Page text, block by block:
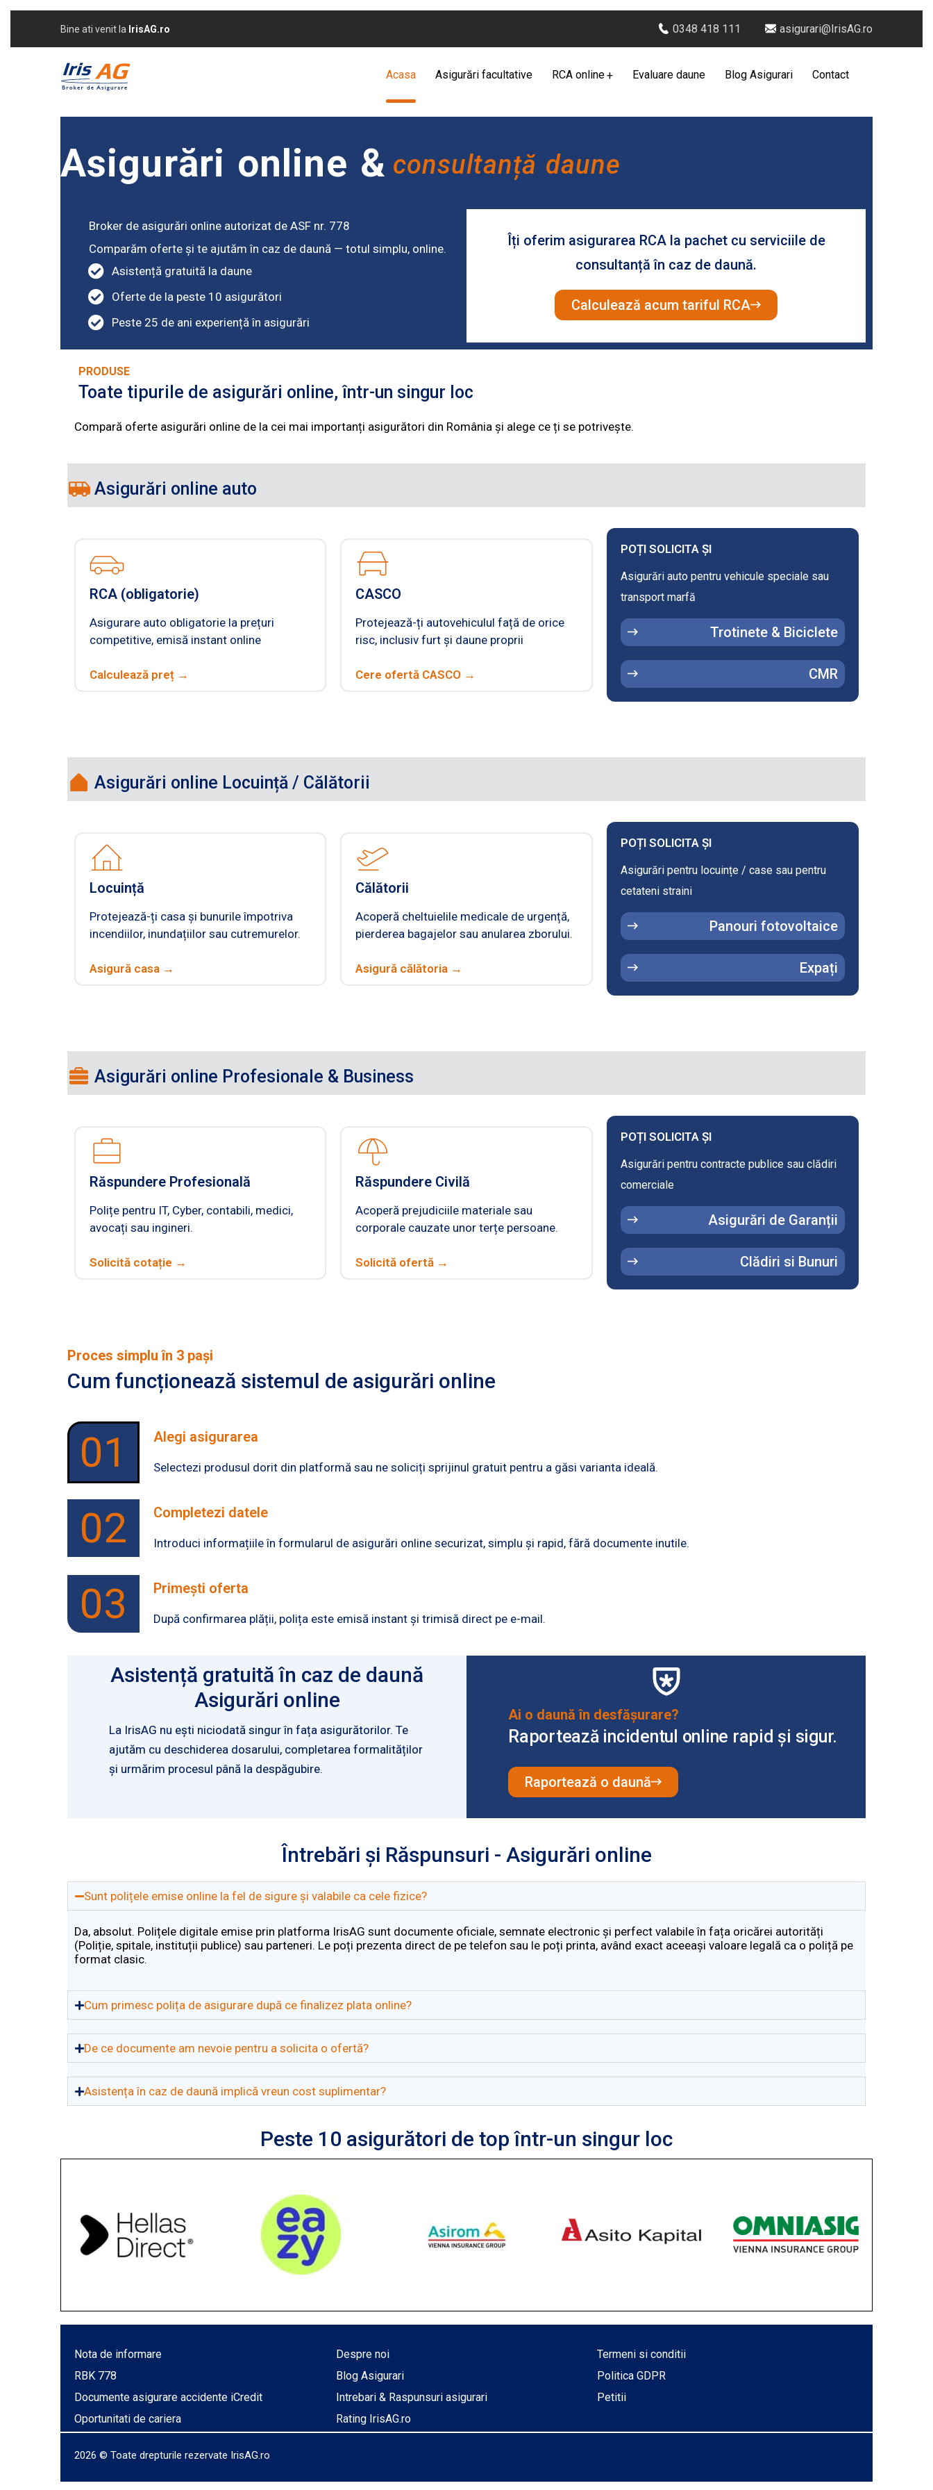
Bine ati venit la IrisAG.ro 0348 418 111 asigurari@IrisAG.ro
Acasa Asigurări facultative RCA online Evaluare daune Blog Asigurari Contact
Asigurări online & consultanță daune
Broker de asigurări online autorizat de ASF nr. 778
Comparăm oferte și te ajutăm în caz de daună — totul simplu, online.
Asistență gratuită la daune
Oferte de la peste 10 asigurători
Peste 25 de ani experiență în asigurări
Îți oferim asigurarea RCA la pachet cu serviciile de
consultanță în caz de daună.
Calculează acum tariful RCA
PRODUSE
Toate tipurile de asigurări online, într-un singur loc
Compară oferte asigurări online de la cei mai importanți asigurători din România și alege ce ți se potrivește.
Asigurări online auto
RCA (obligatorie)
Asigurare auto obligatorie la prețuri
competitive, emisă instant online
Calculează preț →
CASCO
Protejează-ți autovehiculul față de orice
risc, inclusiv furt și daune proprii
Cere ofertă CASCO →
POȚI SOLICITA ȘI
Asigurări auto pentru vehicule speciale sau
transport marfă
Trotinete & Biciclete
CMR
Asigurări online Locuință / Călătorii
Locuință
Protejează-ți casa și bunurile împotriva
incendiilor, inundațiilor sau cutremurelor.
Asigură casa →
Călătorii
Acoperă cheltuielile medicale de urgență,
pierderea bagajelor sau anularea zborului.
Asigură călătoria →
POȚI SOLICITA ȘI
Asigurări pentru locuințe / case sau pentru
cetateni straini
Panouri fotovoltaice
Expați
Asigurări online Profesionale & Business
Răspundere Profesională
Polițe pentru IT, Cyber, contabili, medici,
avocați sau ingineri.
Solicită cotație →
Răspundere Civilă
Acoperă prejudiciile materiale sau
corporale cauzate unor terțe persoane.
Solicită ofertă →
POȚI SOLICITA ȘI
Asigurări pentru contracte publice sau clădiri
comerciale
Asigurări de Garanții
Clădiri si Bunuri
Proces simplu în 3 pași
Cum funcționează sistemul de asigurări online
01 Alegi asigurarea
Selectezi produsul dorit din platformă sau ne soliciți sprijinul gratuit pentru a găsi varianta ideală.
02 Completezi datele
Introduci informațiile în formularul de asigurări online securizat, simplu și rapid, fără documente inutile.
03 Primești oferta
După confirmarea plății, polița este emisă instant și trimisă direct pe e-mail.
Asistență gratuită în caz de daună
Asigurări online
La IrisAG nu ești niciodată singur în fața asigurătorilor. Te
ajutăm cu deschiderea dosarului, completarea formalităților
și urmărim procesul până la despăgubire.
Ai o daună în desfășurare?
Raportează incidentul online rapid și sigur.
Raportează o daună
Întrebări și Răspunsuri - Asigurări online
Sunt polițele emise online la fel de sigure și valabile ca cele fizice?
Da, absolut. Polițele digitale emise prin platforma IrisAG sunt documente oficiale, semnate electronic și perfect valabile în fața oricărei autorități
(Poliție, spitale, instituții publice) sau parteneri. Le poți prezenta direct de pe telefon sau le poți printa, având exact aceeași valoare legală ca o poliță pe
format clasic.
Cum primesc polița de asigurare după ce finalizez plata online?
De ce documente am nevoie pentru a solicita o ofertă?
Asistența în caz de daună implică vreun cost suplimentar?
Peste 10 asigurători de top într-un singur loc
Nota de informare
RBK 778
Documente asigurare accidente iCredit
Oportunitati de cariera
Despre noi
Blog Asigurari
Intrebari & Raspunsuri asigurari
Rating IrisAG.ro
Termeni si conditii
Politica GDPR
Petitii
2026 © Toate drepturile rezervate IrisAG.ro